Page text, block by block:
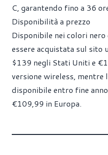
C, garantendo fino a 36
Disponibilità a prezzo
Disponibile nei colori
essere acquistata sul sito
$139 negli Stati Uniti e
versione wireless, mentre
disponibile entro fine
€109,99 in Europa.